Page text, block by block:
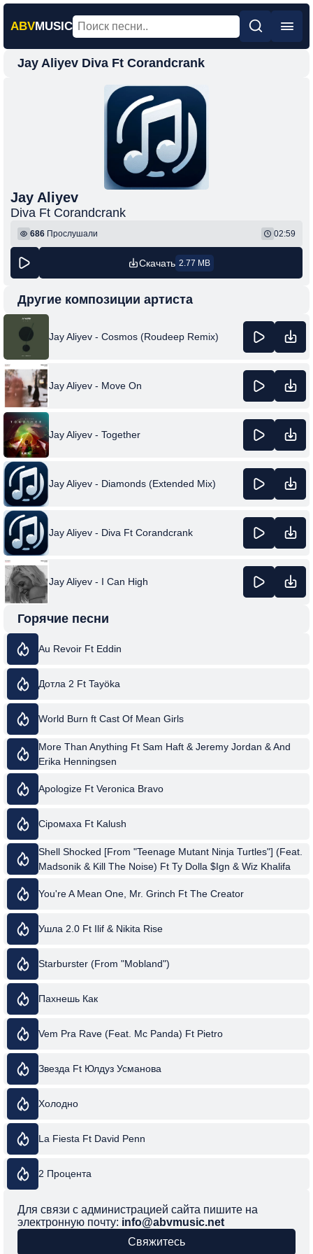
ABVMUSIC
Главная
Шансон
Фонк
Jay Aliyev Diva Ft Corandcrank
Jay Aliyev
Diva Ft Corandcrank
686 Прослушали 02:59
Скачать 2.77 MB
Другие композиции артиста
Jay Aliyev - Cosmos (Roudeep Remix)
Jay Aliyev - Move On
Jay Aliyev - Together
Jay Aliyev - Diamonds (Extended Mix)
Jay Aliyev - Diva Ft Corandcrank
Jay Aliyev - I Can High
Горячие песни
Au Revoir Ft Eddin
Дотла 2 Ft Tayöka
World Burn ft Cast Of Mean Girls
More Than Anything Ft Sam Haft & Jeremy Jordan & And
Erika Henningsen
Apologize Ft Veronica Bravo
Сіромаха Ft Kalush
Shell Shocked [From "Teenage Mutant Ninja Turtles"] (Feat.
Madsonik & Kill The Noise) Ft Ty Dolla $Ign & Wiz Khalifa
You're A Mean One, Mr. Grinch Ft The Creator
Ушла 2.0 Ft Ilif & Nikita Rise
Starburster (From "Mobland")
Пахнешь Как
Vem Pra Rave (Feat. Mc Panda) Ft Pietro
Звезда Ft Юлдуз Усманова
Холодно
La Fiesta Ft David Penn
2 Процента
Для связи с администрацией сайта пишите на
электронную почту: info@abvmusic.net
Свяжитесь